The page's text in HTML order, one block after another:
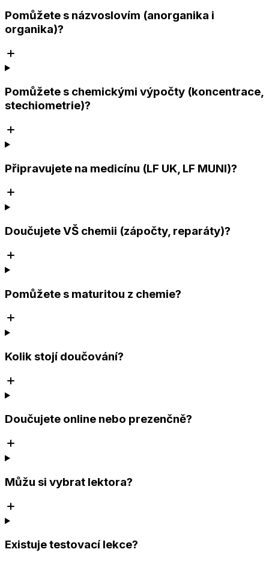
Pomůžete s názvoslovím (anorganika i
organika)?
Pomůžete s chemickými výpočty (koncentrace,
stechiometrie)?
Připravujete na medicínu (LF UK, LF MUNI)?
Doučujete VŠ chemii (zápočty, reparáty)?
Pomůžete s maturitou z chemie?
Kolik stojí doučování?
Doučujete online nebo prezenčně?
Můžu si vybrat lektora?
Existuje testovací lekce?